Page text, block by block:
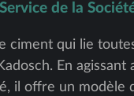
de la
ciment qui lie
En agissant
il offre un modèle